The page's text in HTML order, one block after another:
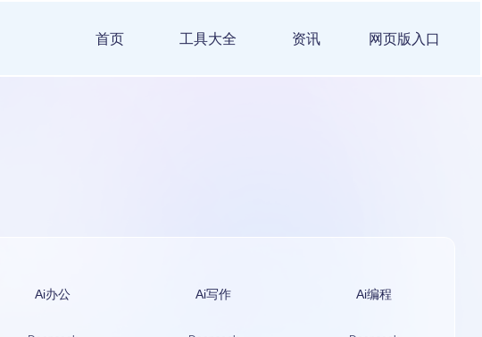
首页 工具大全 资讯 网页版入口
Ai办公 Ai写作 Ai编程